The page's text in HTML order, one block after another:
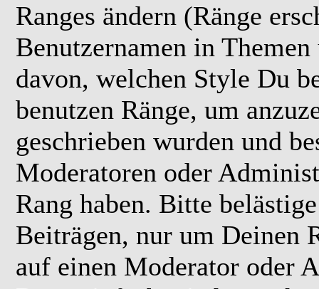
Ranges ändern (Ränge
Benutzernamen in
davon, welchen Style Du
benutzen Ränge, um
geschrieben wurden und
Moderatoren oder
Rang haben. Bitte
Beiträgen, nur um Deinen
auf einen Moderator oder